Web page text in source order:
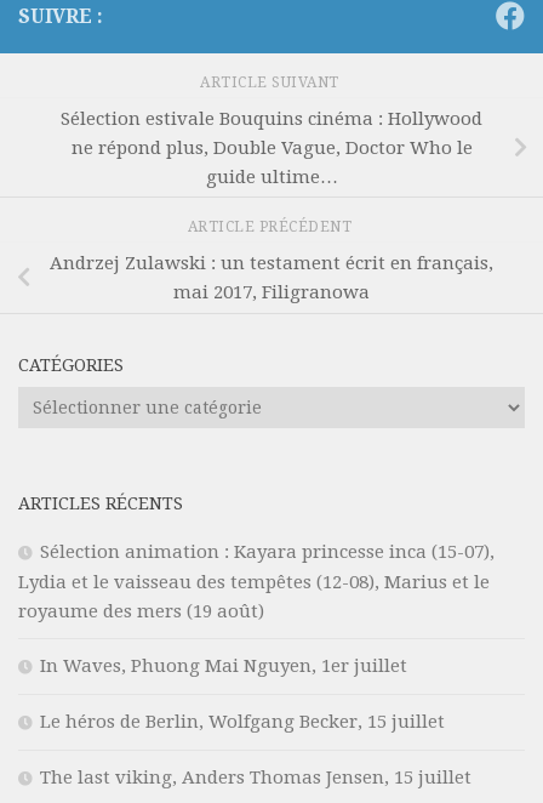
SUIVRE :
ARTICLE SUIVANT
Sélection estivale Bouquins cinéma : Hollywood
ne répond plus, Double Vague, Doctor Who le
guide ultime…
ARTICLE PRÉCÉDENT
Andrzej Zulawski : un testament écrit en français,
mai 2017, Filigranowa
CATÉGORIES
Catégories
ARTICLES RÉCENTS
Sélection animation : Kayara princesse inca (15-07),
Lydia et le vaisseau des tempêtes (12-08), Marius et le
royaume des mers (19 août)
In Waves, Phuong Mai Nguyen, 1er juillet
Le héros de Berlin, Wolfgang Becker, 15 juillet
The last viking, Anders Thomas Jensen, 15 juillet